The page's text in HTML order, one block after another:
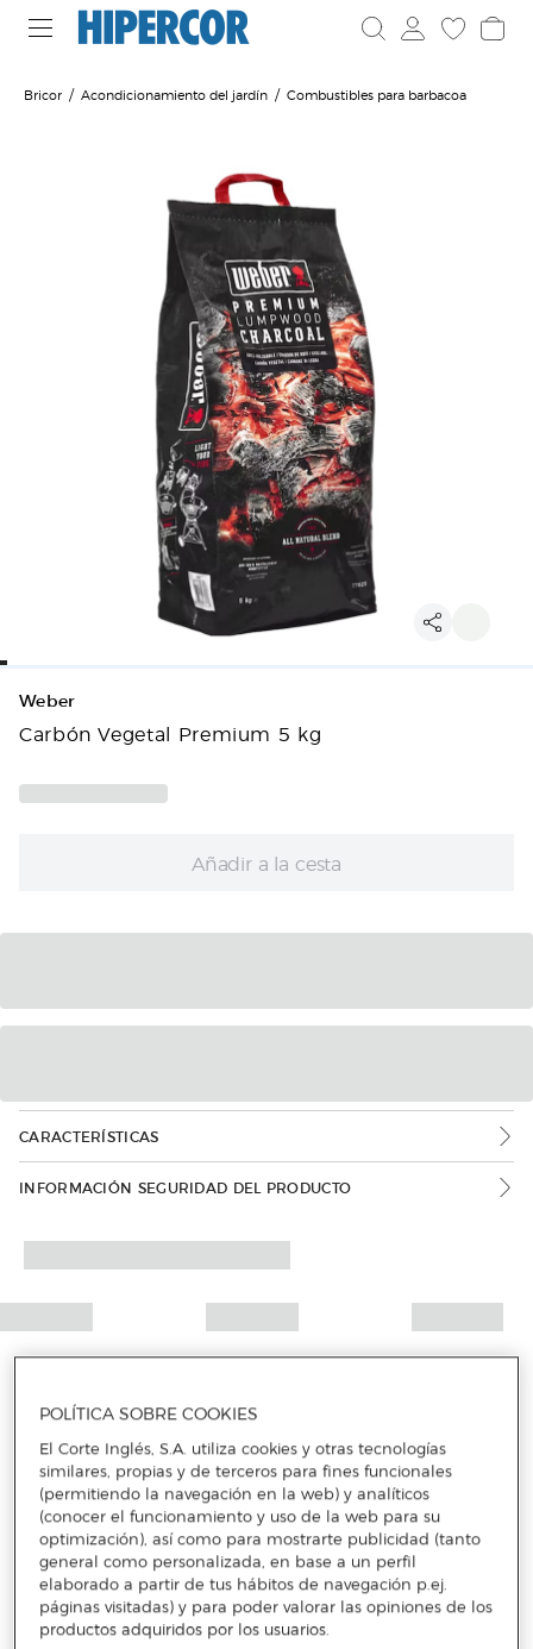
Bricor Acondicionamiento del jardín Combustibles para barbacoa
Weber
Carbón Vegetal Premium 5 kg
Añadir a la cesta
CARACTERÍSTICAS
INFORMACIÓN SEGURIDAD DEL PRODUCTO
POLÍTICA SOBRE COOKIES
El Corte Inglés, S.A. utiliza cookies y otras tecnologías
similares, propias y de terceros para fines funcionales
(permitiendo la navegación en la web) y analíticos
(conocer el funcionamiento y uso de la web para su
optimización), así como para mostrarte publicidad (tanto
general como personalizada, en base a un perfil
elaborado a partir de tus hábitos de navegación p.ej.
páginas visitadas) y para poder valorar las opiniones de los
productos adquiridos por los usuarios.